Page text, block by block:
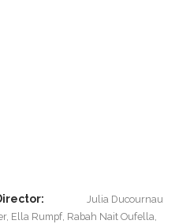
Julia Ducournau
Ella Rumpf, Rabah Nait Oufella,